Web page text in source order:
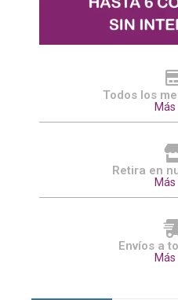
Todos los
Retira en
Envíos a